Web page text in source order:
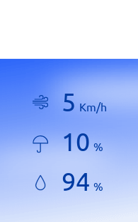
5 Km/h
10 %
94 %